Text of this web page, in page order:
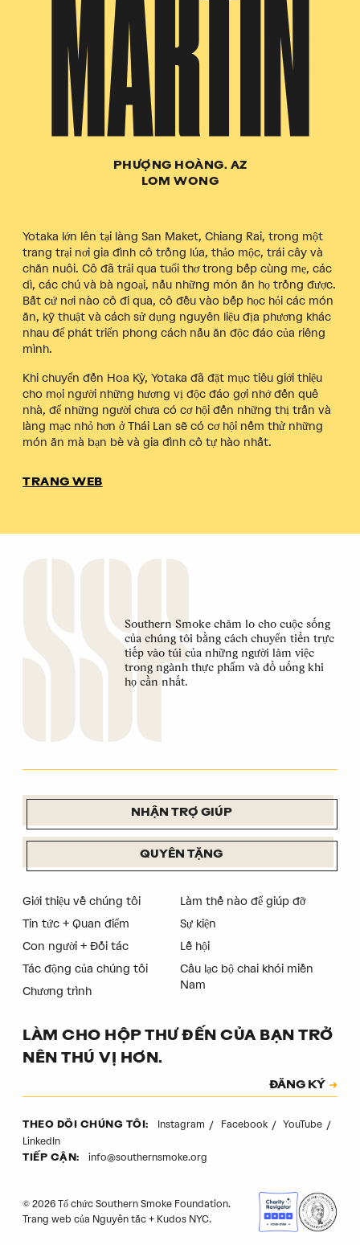
MARTIN
PHƯỢNG HOÀNG. AZ
LOM WONG
Yotaka lớn lên tại làng San Maket, Chiang Rai, trong một
trang trại nơi gia đình cô trồng lúa, thảo mộc, trái cây và
chăn nuôi. Cô đã trải qua tuổi thơ trong bếp cùng mẹ, các
dì, các chú và bà ngoại, nấu những món ăn họ trồng được.
Bất cứ nơi nào cô đi qua, cô đều vào bếp học hỏi các món
ăn, kỹ thuật và cách sử dụng nguyên liệu địa phương khác
nhau để phát triển phong cách nấu ăn độc đáo của riêng
mình.
Khi chuyển đến Hoa Kỳ, Yotaka đã đặt mục tiêu giới thiệu
cho mọi người những hương vị độc đáo gợi nhớ đến quê
nhà, để những người chưa có cơ hội đến những thị trấn và
làng mạc nhỏ hơn ở Thái Lan sẽ có cơ hội nếm thử những
món ăn mà bạn bè và gia đình cô tự hào nhất.
TRANG WEB
Southern Smoke chăm lo cho cuộc sống
của chúng tôi bằng cách chuyển tiền trực
tiếp vào túi của những người làm việc
trong ngành thực phẩm và đồ uống khi
họ cần nhất.
NHẬN TRỢ GIÚP
QUYÊN TẶNG
Giới thiệu về chúng tôi
Tin tức + Quan điểm
Con người + Đối tác
Tác động của chúng tôi
Chương trình
Làm thế nào để giúp đỡ
Sự kiện
Lễ hội
Câu lạc bộ chai khói miền
Nam
LÀM CHO HỘP THƯ ĐẾN CỦA BẠN TRỞ
NÊN THÚ VỊ HƠN.
Mã xác thực
ĐĂNG KÝ
THEO DÕI CHÚNG TÔI: Instagram Facebook
YouTube
LinkedIn
TIẾP CẬN: info@southernsmoke.org
© 2026 Tổ chức Southern Smoke Foundation.
Trang web của Nguyên tắc + Kudos NYC.